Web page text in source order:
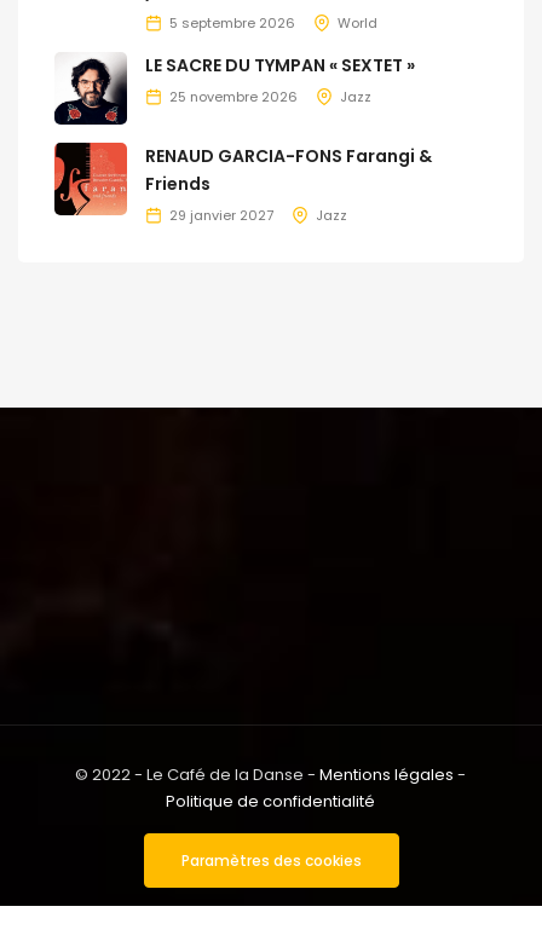
5 septembre 2026 World
LE SACRE DU TYMPAN « SEXTET »
25 novembre 2026 Jazz
RENAUD GARCIA-FONS Farangi &
Friends
29 janvier 2027 Jazz
© 2022 - Le Café de la Danse -Mentions légales -
Politique de confidentialité
Paramètres des cookies